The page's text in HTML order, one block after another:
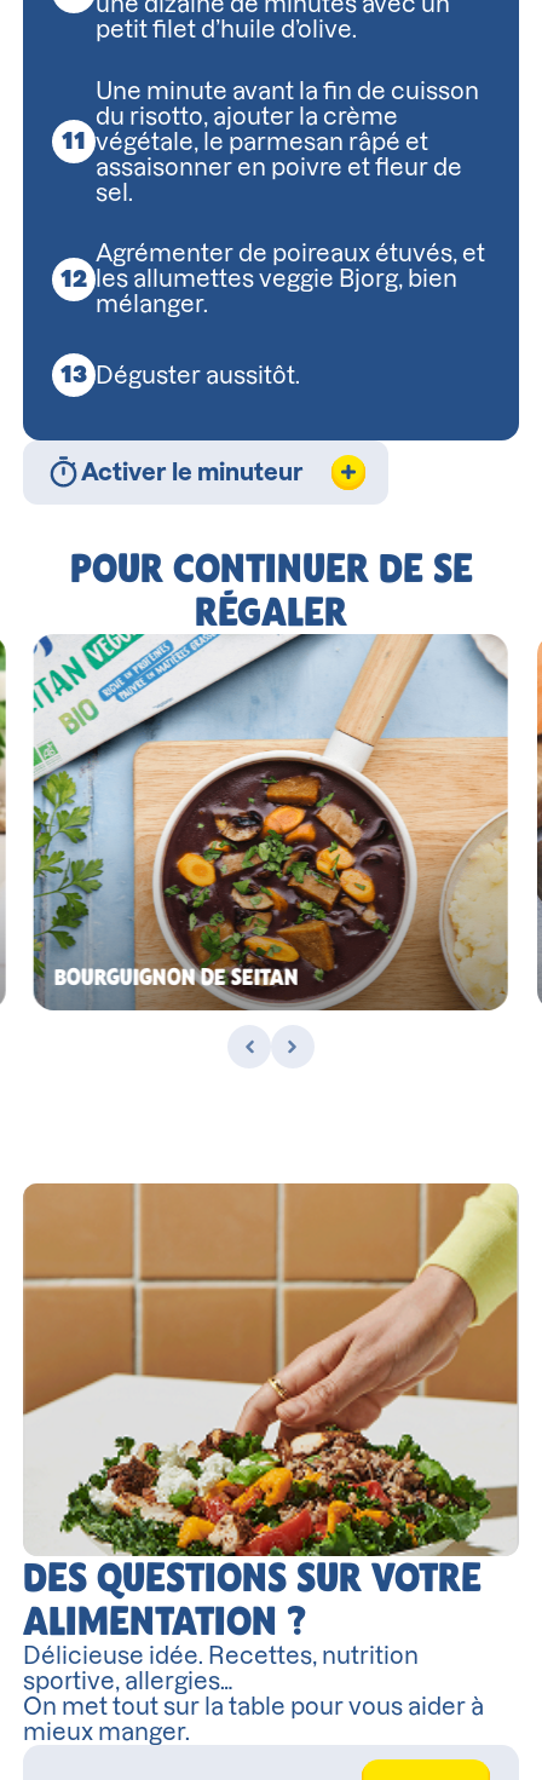
petit filet d’huile d’olive.
Une minute avant la fin de cuisson
du risotto, ajouter la crème
végétale, le parmesan râpé et
assaisonner en poivre et fleur de
sel.
Agrémenter de poireaux étuvés, et
les allumettes veggie Bjorg, bien
mélanger.
Déguster aussitôt.
Activer le minuteur
POUR CONTINUER DE SE
RÉGALER
BOURGUIGNON DE SEITAN
DES QUESTIONS SUR VOTRE
ALIMENTATION ?
Délicieuse idée. Recettes, nutrition
sportive, allergies…
On met tout sur la table pour vous aider à
mieux manger.